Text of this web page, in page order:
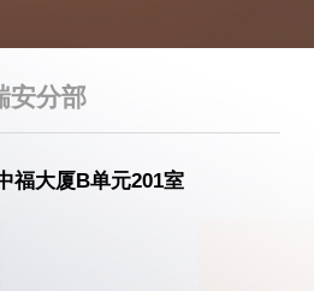
安分部
福大厦B单元201室